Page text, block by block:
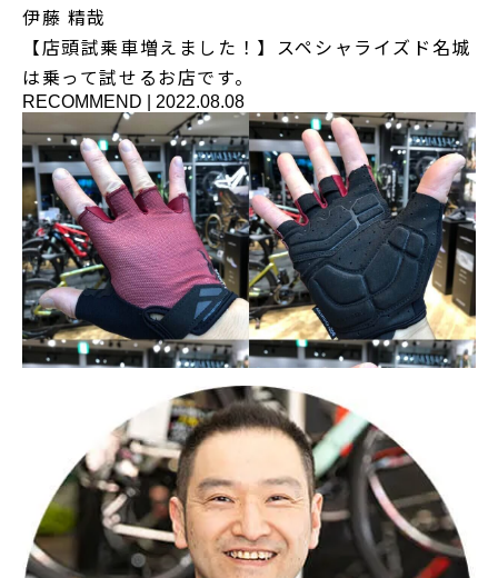
伊藤 精哉
【店頭試乗車増えました！】スペシャライズド名城
は乗って試せるお店です。
RECOMMEND 2022.08.08